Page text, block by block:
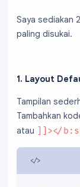
Saya sediakan
paling disukai.
1. Layout
Tampilan
Tambahkan
atau ]]></